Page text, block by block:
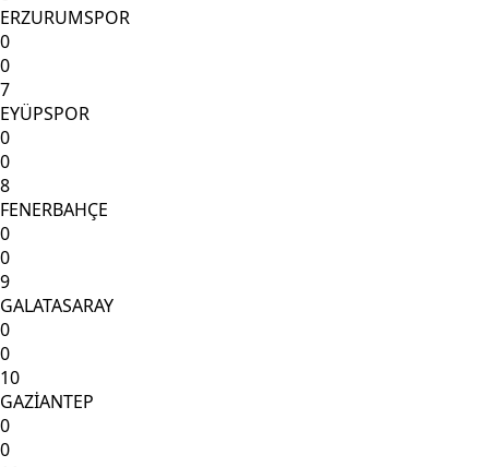
ERZURUMSPOR
0
0
7
EYÜPSPOR
0
0
8
FENERBAHÇE
0
0
9
GALATASARAY
0
0
10
GAZİANTEP
0
0